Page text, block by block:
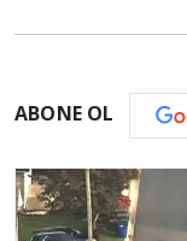
ABONE OL